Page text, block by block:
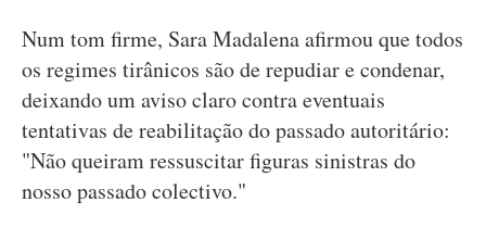
Num tom firme, Sara Madalena afirmou que todos
os regimes tirânicos são de repudiar e condenar,
deixando um aviso claro contra eventuais
tentativas de reabilitação do passado autoritário:
"Não queiram ressuscitar figuras sinistras do
nosso passado colectivo."